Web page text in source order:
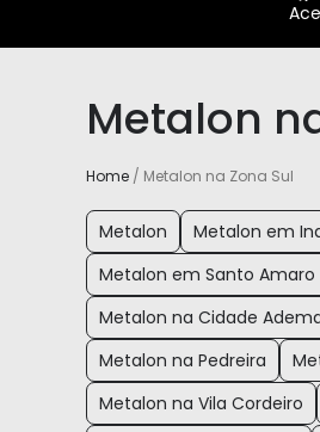
Metalon
Home / Metalon na Zona Sul
Metalon Metalon em
Metalon em Santo Amaro
Metalon na Cidade
Metalon na Pedreira
Metalon na Vila Cordeiro